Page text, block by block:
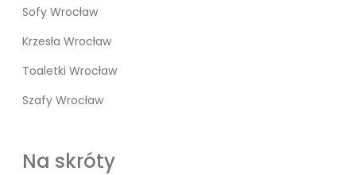
Sofy Wrocław
Krzesła Wrocław
Toaletki Wrocław
Szafy Wrocław
Na skróty